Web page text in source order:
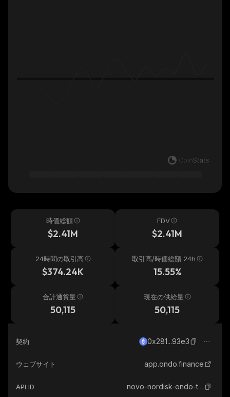
時価総額
$2.41M
FDV
$2.41M
24時間の取引高
$374.24K
取引高/時価総額 24h
15.55%
合計通貨量
50,115
現在の供給量
50,115
契約 0x281...93e3
ウェブサイト app.ondo.finance
API ID novo-nordisk-ondo-tokenized-stock